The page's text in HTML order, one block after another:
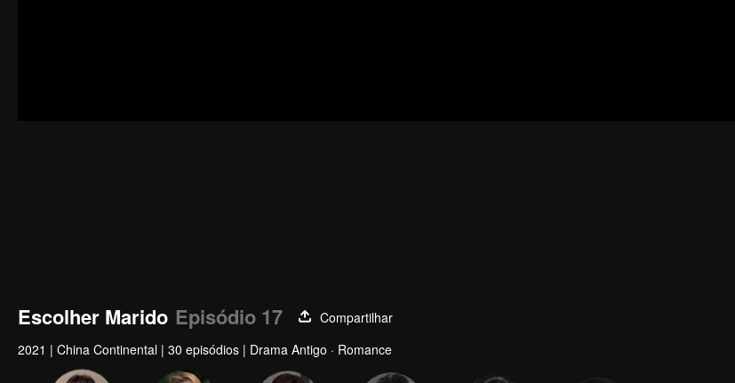
Escolher Marido Episódio 17
Compartilhar
2021 | China Continental | 30 episódios | Drama Antigo · Romance